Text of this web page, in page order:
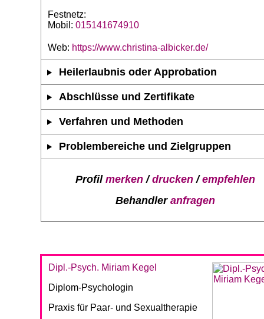
Festnetz:
Mobil: 015141674910
Web: https://www.christina-albicker.de/
Heilerlaubnis oder Approbation
Abschlüsse und Zertifikate
Verfahren und Methoden
Problembereiche und Zielgruppen
Profil merken/drucken/empfehlen
Behandler anfragen
Dipl.-Psych. Miriam Kegel
Diplom-Psychologin
Praxis für Paar- und Sexualtherapie